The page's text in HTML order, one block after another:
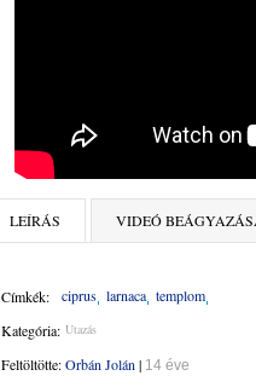
LEÍRÁS VIDEÓ
Címkék: ciprus larnaca templom
Kategória: Utazás
Feltöltötte:Orbán Jolán | 14 éve